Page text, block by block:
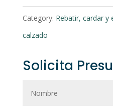
Category: Rebatir, cardar y
calzado
Solicita